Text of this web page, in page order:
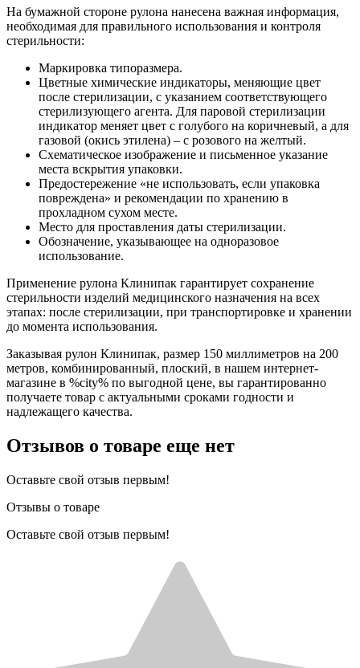
На бумажной стороне рулона нанесена важная информация,
необходимая для правильного использования и контроля
стерильности:
Маркировка типоразмера.
Цветные химические индикаторы, меняющие цвет
после стерилизации, с указанием соответствующего
стерилизующего агента. Для паровой стерилизации
индикатор меняет цвет с голубого на коричневый, а для
газовой (окись этилена) – с розового на желтый.
Схематическое изображение и письменное указание
места вскрытия упаковки.
Предостережение «не использовать, если упаковка
повреждена» и рекомендации по хранению в
прохладном сухом месте.
Место для проставления даты стерилизации.
Обозначение, указывающее на одноразовое
использование.
Применение рулона Клинипак гарантирует сохранение
стерильности изделий медицинского назначения на всех
этапах: после стерилизации, при транспортировке и хранении
до момента использования.
Заказывая рулон Клинипак, размер 150 миллиметров на 200
метров, комбинированный, плоский, в нашем интернет-
магазине в %city% по выгодной цене, вы гарантированно
получаете товар с актуальными сроками годности и
надлежащего качества.
Отзывов о товаре еще нет
Оставьте свой отзыв первым!
Отзывы о товаре
Оставьте свой отзыв первым!